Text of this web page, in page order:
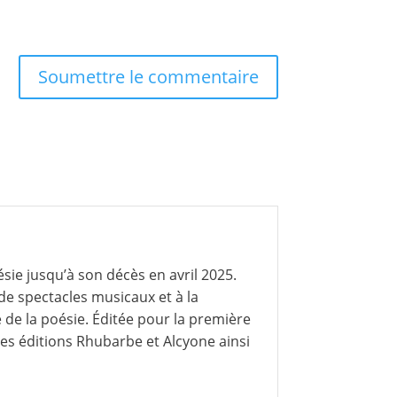
Soumettre le commentaire
jusqu’à son décès en avril 2025.
spectacles musicaux et à la
la poésie. Éditée pour la première
éditions Rhubarbe et Alcyone ainsi